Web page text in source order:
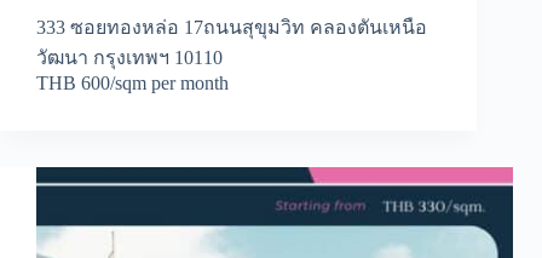
333 ซอยทองหล่อ 17ถนนสุขุมวิท คลองตันเหนือ
วัฒนา กรุงเทพฯ 10110
THB 600/sqm per month